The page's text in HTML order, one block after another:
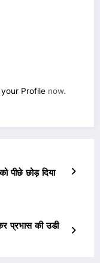
your Profile now.
पीछे छोड़ दिया
प्रभास की उडी